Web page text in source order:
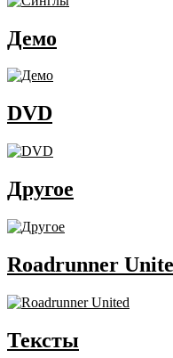
Демо
DVD
Другое
Roadrunner
Тексты